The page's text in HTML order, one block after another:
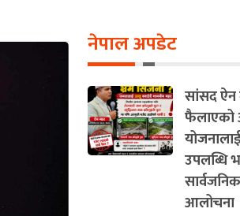
नेपाल अपडेट
सांसद ऐन
फैलाएको
उपलब्धि
आलोचना